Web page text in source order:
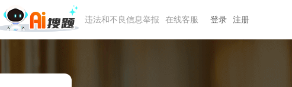
违法和不良信息举报 在线客服 登录 注册